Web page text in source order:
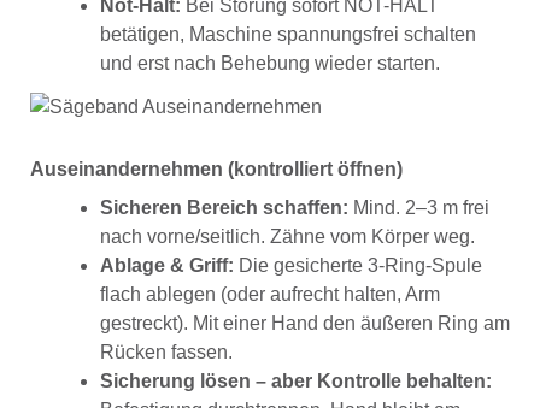
Not-Halt: Bei Störung sofort NOT-HALT
betätigen, Maschine spannungsfrei schalten
und erst nach Behebung wieder starten.
Auseinandernehmen (kontrolliert öffnen)
Sicheren Bereich schaffen: Mind. 2–3 m frei
nach vorne/seitlich. Zähne vom Körper weg.
Ablage & Griff: Die gesicherte 3-Ring-Spule
flach ablegen (oder aufrecht halten, Arm
gestreckt). Mit einer Hand den äußeren Ring am
Rücken fassen.
Sicherung lösen – aber Kontrolle behalten: